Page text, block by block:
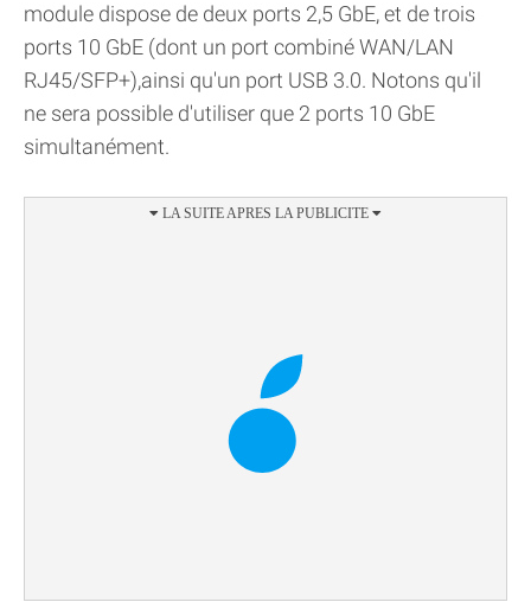
module dispose de deux ports 2,5 GbE, et de trois
ports 10 GbE (dont un port combiné WAN/LAN
RJ45/SFP+),ainsi qu'un port USB 3.0. Notons qu'il
ne sera possible d'utiliser que 2 ports 10 GbE
simultanément.